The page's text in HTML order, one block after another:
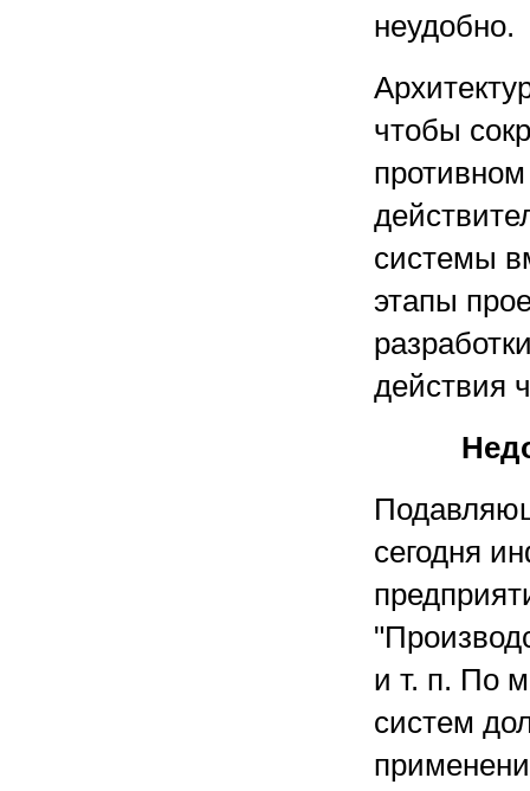
неудобно.
чтобы
системы
этапы
действия
сегодня
и т. п. По
систем